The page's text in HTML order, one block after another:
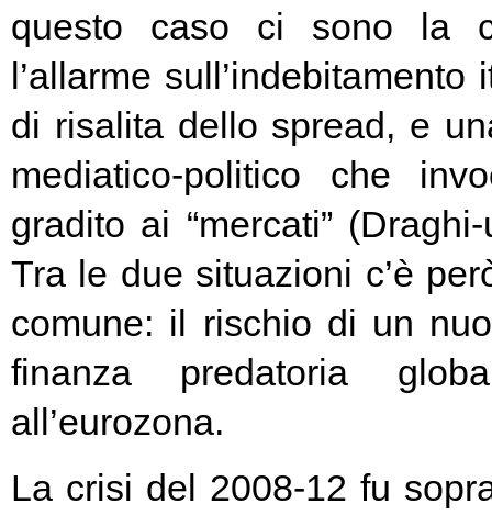
questo caso ci sono la
l’allarme
di risalita dello spread, e
mediatico-politico che
gradito ai “mercati”
Tra le due situazioni c’è
comune: il rischio di un
finanza predatoria
all’eurozona.
La crisi del 2008-12 fu